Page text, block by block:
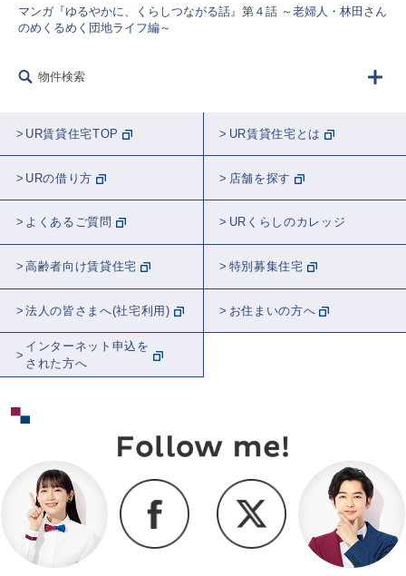
マンガ『ゆるやかに、くらしつながる話』第４話 ～老婦人・林田さん
のめくるめく団地ライフ編～
物件検索
UR賃貸住宅TOP UR賃貸住宅とは
URの借り方 店舗を探す
よくあるご質問 URくらしのカレッジ
高齢者向け賃貸住宅 特別募集住宅
法人の皆さまへ(社宅利用) お住まいの方へ
インターネット申込を
された方へ